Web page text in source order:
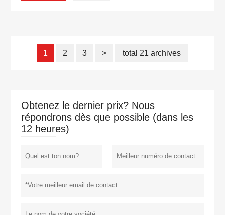
1 2 3 > total 21 archives
Obtenez le dernier prix? Nous
répondrons dès que possible (dans les
12 heures)